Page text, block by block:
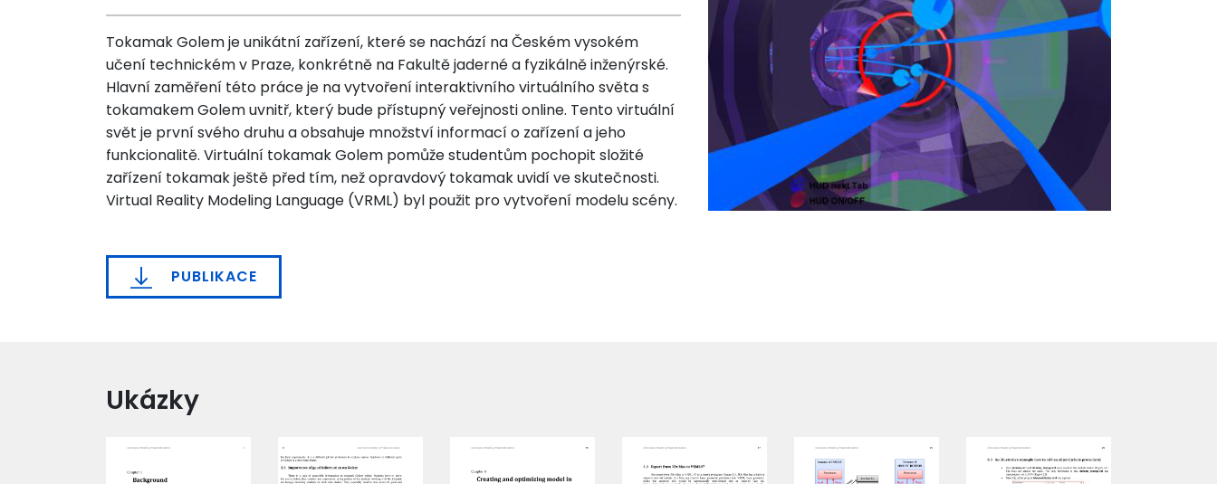
Tokamak Golem je unikátní zařízení, které se nachází na Českém vysokém
učení technickém v Praze, konkrétně na Fakultě jaderné a fyzikálně inženýrské.
Hlavní zaměření této práce je na vytvoření interaktivního virtuálního světa s
tokamakem Golem uvnitř, který bude přístupný veřejnosti online. Tento virtuální
svět je první svého druhu a obsahuje množství informací o zařízení a jeho
funkcionalitě. Virtuální tokamak Golem pomůže studentům pochopit složité
zařízení tokamak ještě před tím, než opravdový tokamak uvidí ve skutečnosti.
Virtual Reality Modeling Language (VRML) byl použit pro vytvoření modelu scény.
PUBLIKACE
Ukázky